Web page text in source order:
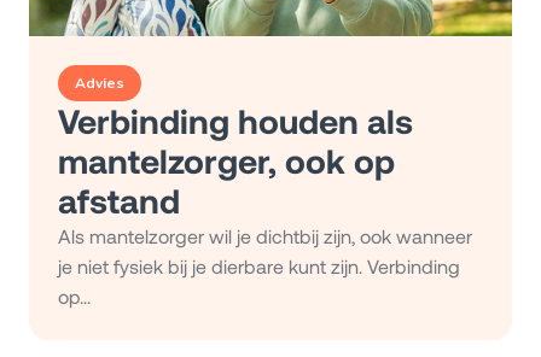
Advies
Verbinding houden als
mantelzorger, ook op
afstand
Als mantelzorger wil je dichtbij zijn, ook wanneer
je niet fysiek bij je dierbare kunt zijn. Verbinding
op...